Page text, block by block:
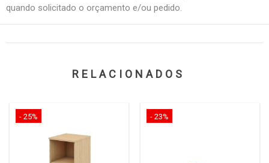
quando solicitado o orçamento e/ou pedido.
RELACIONADOS
- 25% - 23%